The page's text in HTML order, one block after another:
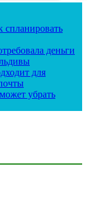
спланировать
деньги
для
убрать